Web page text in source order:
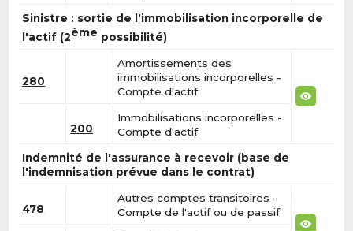
Sinistre : sortie de l'immobilisation incorporelle de
l'actif (2ème possibilité)
280
Amortissements des
immobilisations incorporelles -
Compte d'actif
200
Immobilisations incorporelles -
Compte d'actif
Indemnité de l'assurance à recevoir (base de
l'indemnisation prévue dans le contrat)
478
Autres comptes transitoires -
Compte de l'actif ou de passif